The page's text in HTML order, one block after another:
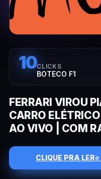
10CLICKS
BOTECO F1
FERRARI VIROU
CARRO
AO VIVO | COM
CLIQUE PRA LER